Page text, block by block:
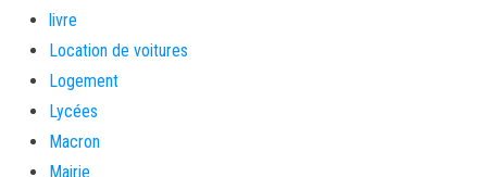
livre
Location de voitures
Logement
Lycées
Macron
Mairie